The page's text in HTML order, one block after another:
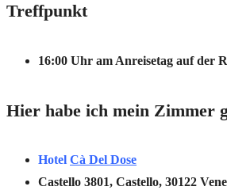
Treffpunkt
16:00 Uhr am Anreisetag auf der
Hier habe ich mein Zimmer
Hotel Cà Del Dose
Castello 3801, Castello, 30122